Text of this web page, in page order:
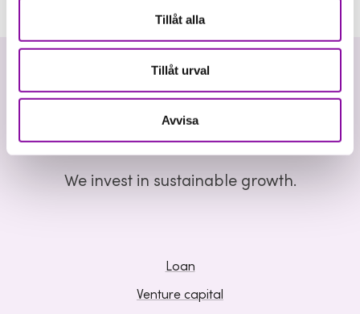
Tillåt alla
Tillåt urval
Avvisa
We invest in sustainable growth.
Loan
Venture capital